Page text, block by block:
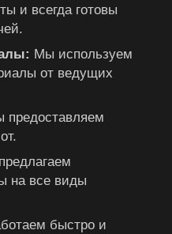
и всегда готовы
Мы используем
от ведущих
предоставляем
на все виды
быстро и